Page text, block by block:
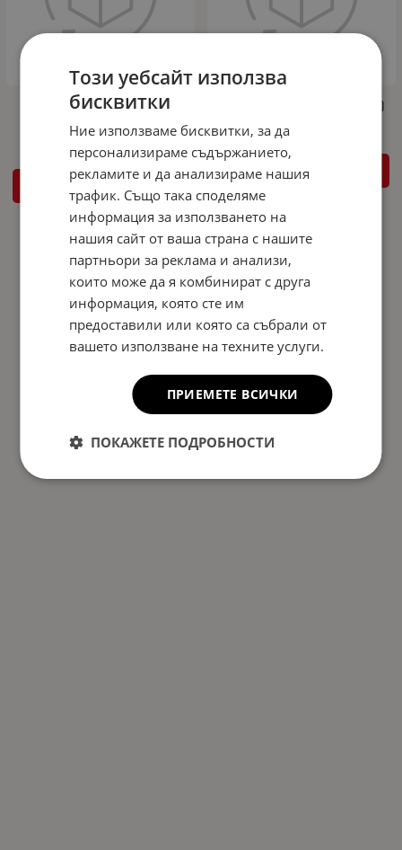
Мокетни стелки за Vw Passat B8
Гумени стелки заVw Passat B8 (2014+)
ДЕТАЙЛИ
На страница по:
Този уебсайт използва
бисквитки
Ние използваме бисквитки, за да
персонализираме съдържанието,
рекламите и да анализираме нашия
трафик. Също така споделяме
информация за използването на
нашия сайт от ваша страна с нашите
партньори за реклама и анализи,
които може да я комбинират с друга
информация, която сте им
предоставили или която са събрали от
вашето използване на техните услуги.
ПРИЕМЕТЕ ВСИЧКИ
ПОКАЖЕТЕ ПОДРОБНОСТИ